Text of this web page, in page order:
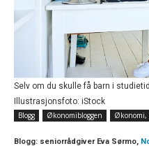
Selv om du skulle få barn i
Illustrasjonsfoto: iStock
Blogg
Økonomibloggen Økonomi,
Blogg: seniorrådgiver Eva Sørmo,